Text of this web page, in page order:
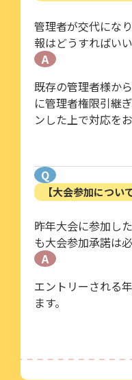
管理者が交代にな
報はどうすればい
A
既存の管理者様か
に管理者権限引継
ンした上で対応を
Q
【大会参加について
昨年大会に参加し
も大会参加承諾は
A
エントリーされる
ます。